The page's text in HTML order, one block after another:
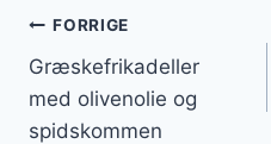
FORRIGE
Græskefrikadeller
med olivenolie og
spidskommen